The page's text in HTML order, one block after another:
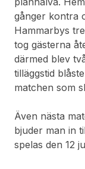
gånger kontra
Hammarbys
tog gästerna
därmed blev
tilläggstid
matchen som
Även nästa
bjuder man in
spelas den 12